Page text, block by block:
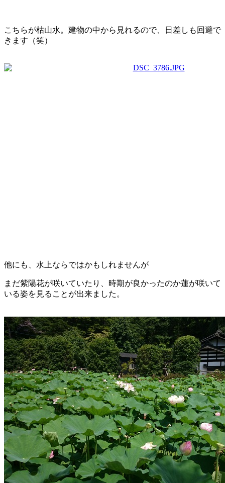
こちらが枯山水。建物の中から見れるので、日差しも回避で
きます（笑）
他にも、水上ならではかもしれませんが
まだ紫陽花が咲いていたり、時期が良かったのか蓮が咲いて
いる姿を見ることが出来ました。